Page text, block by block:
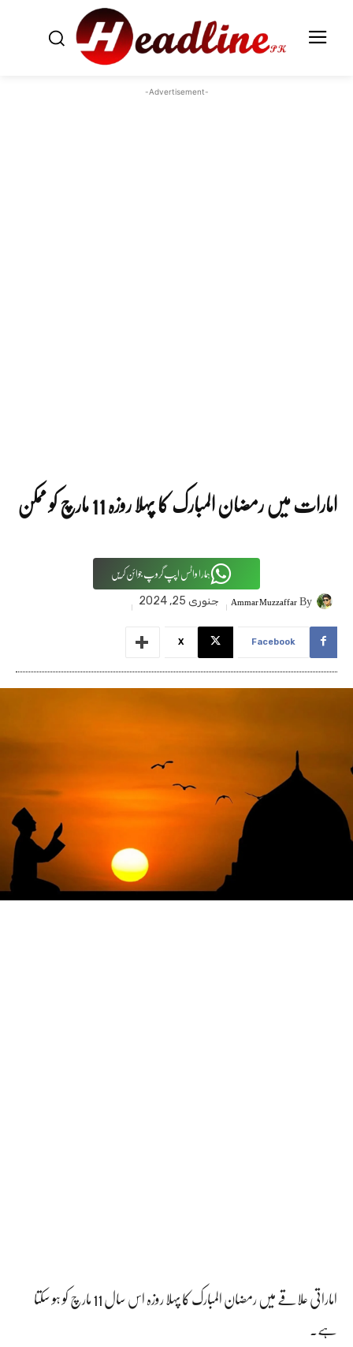
-Advertisement-
امارات میں رمضان المبارک کا پہلا روزہ 11 مارچ کو ممکن
ہمارا واٹس اپپ گروپ جوائن کریں
By
Ammar Muzzaffar جنوری 25, 2024
Facebook
X
اماراتی علاقے میں رمضان المبارک کا پہلا روزہ اس سال 11 مارچ کو ہو سکتا
ہے۔